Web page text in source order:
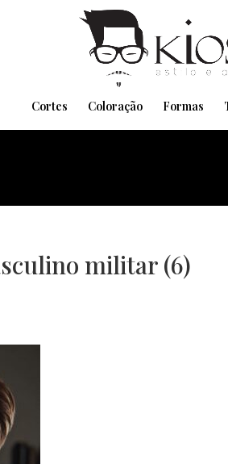
Cortes Coloração Formas
militar (6)
Pensando em
Agende